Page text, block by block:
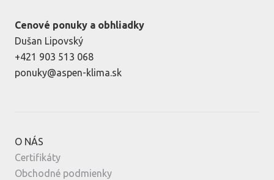
Cenové ponuky a obhliadky
Dušan Lipovský
+421 903 513 068
ponuky@aspen-klima.sk
O NÁS
Certifikáty
Obchodné podmienky